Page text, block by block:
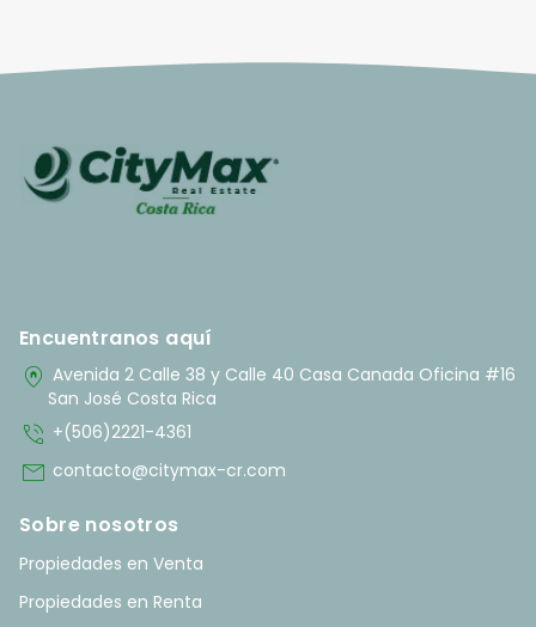
Encuentranos aquí
home_pin Avenida 2 Calle 38 y Calle 40 Casa Canada Oficina #16
San José Costa Rica
phone_in_talk +(506)2221-4361
mail contacto@citymax-cr.com
Sobre nosotros
Propiedades en Venta
Propiedades en Renta